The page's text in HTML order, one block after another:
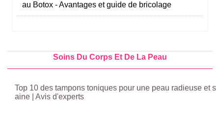
au Botox - Avantages et guide de bricolage
Soins Du Corps Et De La Peau
Top 10 des tampons toniques pour une peau radieuse et s
aine | Avis d'experts